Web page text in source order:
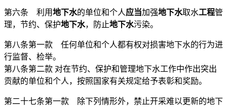
第六条 利用地下水的单位和个人应当加强地下水取水工程管
理，节约、保护地下水，防止地下水污染。
第八条第一款 任何单位和个人都有权对损害地下水的行为进
行监督、检举。
第八条第二款 对在节约、保护和管理地下水工作中作出突出
贡献的单位和个人，按照国家有关规定给予表彰和奖励。
第二十七条第一款 除下列情形外，禁止开采难以更新的地下